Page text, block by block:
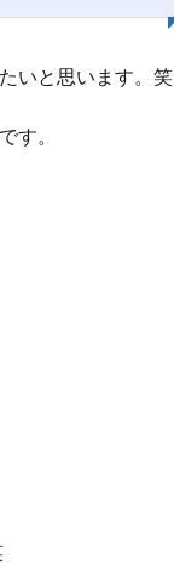
いと思います。笑
す。